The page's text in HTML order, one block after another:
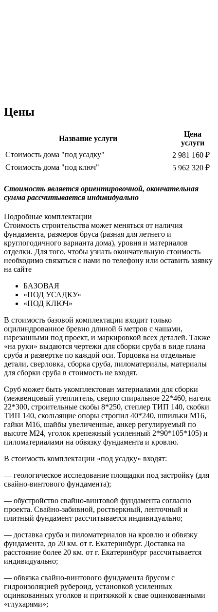
Цены
Название услуги
Цена
услуги
Стоимость дома "под усадку"
2 981 160 ₽
Стоимость дома "под ключ"
5 962 320 ₽
Cтоимость является ориентировочной, окончательная
сумма рассчитывается индивидуально
Подробные комплектации
Стоимость строительства может меняться от наличия
фундамента, размеров бруса (разная для летнего и
круглогодичного варианта дома), уровня и материалов
отделки. Для того, чтобы узнать окончательную стоимость
необходимо связаться с нами по телефону или оставить заявку
на сайте
БАЗОВАЯ
«ПОД УСАДКУ»
«ПОД КЛЮЧ»
В стоимость базовой комплектации входит только
оцилиндрованное бревно длиной 6 метров с чашами,
нарезанными под проект, и маркировкой всех деталей. Также
«на руки» выдаются чертежи для сборки сруба в виде плана
сруба и развертке по каждой оси. Торцовка на отдельные
детали, сверловка, сборка сруба, пиломатериалы, материалы
для сборки сруба в стоимость не входят.
Сруб может быть укомплектован материалами для сборки
(межвенцовый утеплитель, сверло спиральное 22*460, нагеля
22*300, строительные скобы 8*250, степлер ТИП 140, скобки
ТИП 140, скользящие опоры стропил 40*240, шпильки М16,
гайки М16, шайбы увеличенные, анкер регулируемый по
высоте М24, уголок крепежный усиленный 2*90*105*105) и
пиломатериалами на обвязку фундамента и кровлю.
В стоимость комплектации «под усадку» входят:
— геологическое исследование площадки под застройку (для
свайно-винтового фундамента);
— обустройство свайно-винтовой фундамента согласно
проекта. Свайно-забивной, ростверкный, ленточный и
плитный фундамент рассчитывается индивидуально;
— доставка сруба и пиломатериалов на кровлю и обвязку
фундамента, до 20 км. от г. Екатеринбург. Доставка на
расстояние более 20 км. от г. Екатеринбург рассчитывается
индивидуально;
— обвязка свайно-винтового фундамента брусом с
гидроизоляцией рубероид, установкой усиленных
оцинкованных уголков и притяжкой к свае оцинкованными
«глухарями»;